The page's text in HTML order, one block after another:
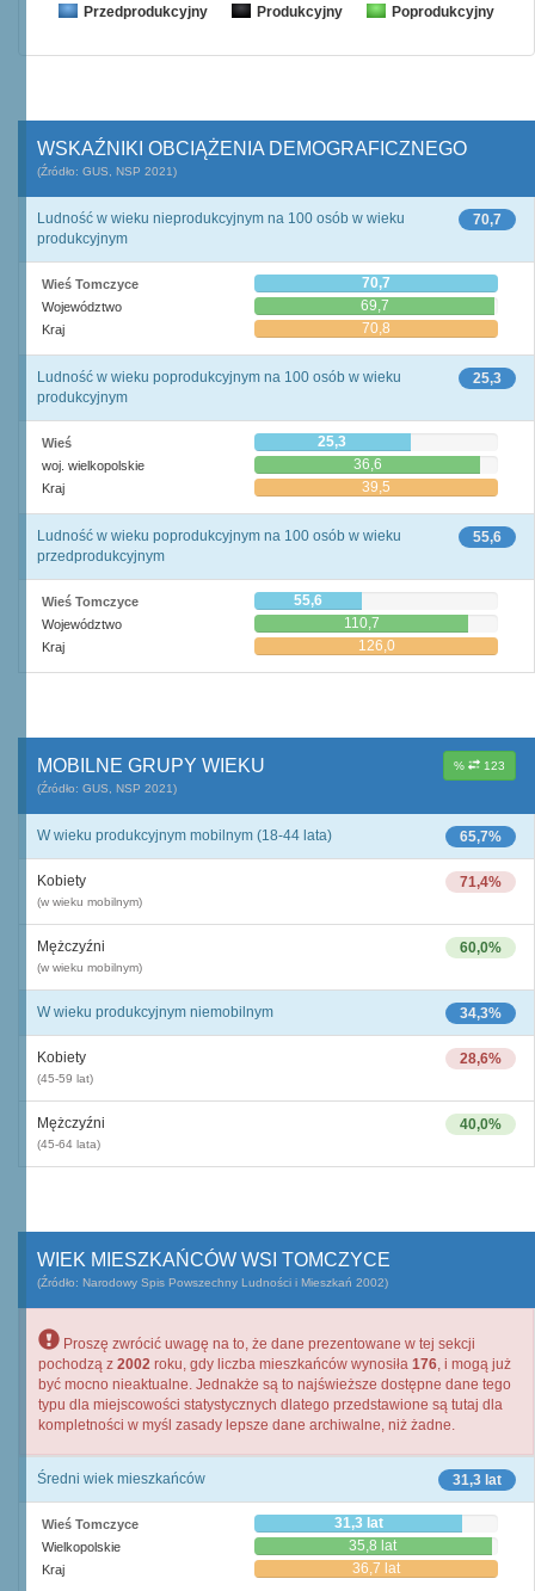
Przedprodukcyjny Produkcyjny Poprodukcyjny
WSKAŹNIKI OBCIĄŻENIA DEMOGRAFICZNEGO
(Źródło: GUS, NSP 2021)
70,7
Ludność w wieku nieprodukcyjnym na 100 osób w wieku
produkcyjnym
Wieś Tomczyce 70,7
Województwo 69,7
Kraj 70,8
25,3
Ludność w wieku poprodukcyjnym na 100 osób w wieku
produkcyjnym
Wieś 25,3
woj. wielkopolskie 36,6
Kraj 39,5
55,6
Ludność w wieku poprodukcyjnym na 100 osób w wieku
przedprodukcyjnym
Wieś Tomczyce 55,6
Województwo 110,7
Kraj 126,0
% 123
MOBILNE GRUPY WIEKU
(Źródło: GUS, NSP 2021)
65,7%
W wieku produkcyjnym mobilnym (18-44 lata)
71,4%
Kobiety
(w wieku mobilnym)
60,0%
Mężczyźni
(w wieku mobilnym)
34,3%
W wieku produkcyjnym niemobilnym
28,6%
Kobiety
(45-59 lat)
40,0%
Mężczyźni
(45-64 lata)
WIEK MIESZKAŃCÓW WSI TOMCZYCE
(Źródło: Narodowy Spis Powszechny Ludności i Mieszkań 2002)
Proszę zwrócić uwagę na to, że dane prezentowane w tej sekcji
pochodzą z 2002 roku, gdy liczba mieszkańców wynosiła 176, i mogą już
być mocno nieaktualne. Jednakże są to najświeższe dostępne dane tego
typu dla miejscowości statystycznych dlatego przedstawione są tutaj dla
kompletności w myśl zasady lepsze dane archiwalne, niż żadne.
31,3 lat
Średni wiek mieszkańców
Wieś Tomczyce 31,3 lat
Wielkopolskie 35,8 lat
Kraj 36,7 lat